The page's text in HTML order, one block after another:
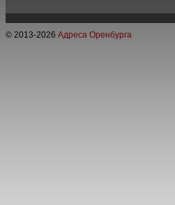
© 2013-2026 Адреса Оренбурга